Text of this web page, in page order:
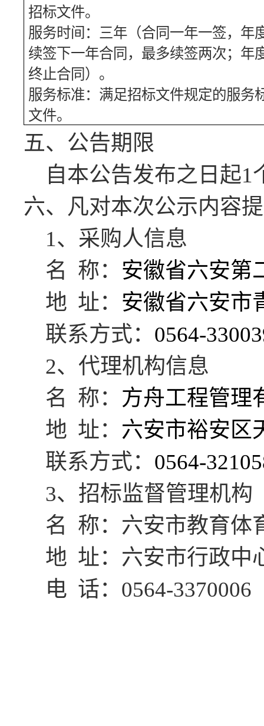
招标文件。
服务时间：三年（合同一年一签，年
续签下一年合同，最多续签两次；年
终止合同）。
服务标准：满足招标文件规定的服务
文件。
五、公告期限
自本公告发布之日起1
六、凡对本次公示内容
1、采购人信息
名 称： 安徽省六安第
地 址： 安徽省六安市
联系方式： 0564-
2、代理机构信息
名 称： 方舟工程管理
地 址： 六安市裕安区
联系方式： 0564-3
3、招标监督管理机构
名 称：六安市教育体
地 址：六安市行政中
电 话： 0564-3370006